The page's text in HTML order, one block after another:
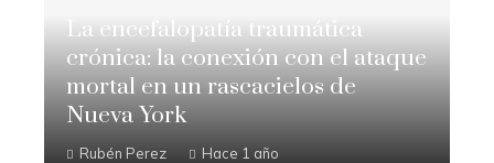
La encefalopatía traumática
crónica: la conexión con el ataque
mortal en un rascacielos de
Nueva York
Rubén Perez Hace 1 año